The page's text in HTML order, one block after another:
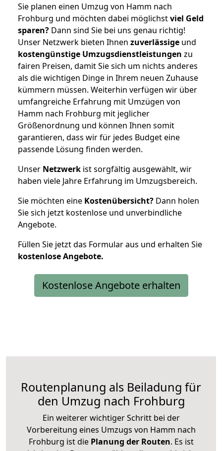
Sie planen einen Umzug von Hamm nach
Frohburg und möchten dabei möglichstviel Geld
sparen? Dann sind Sie bei uns genau richtig!
Unser Netzwerk bieten Ihnen zuverlässige und
kostengünstige Umzugsdienstleistungen zu
fairen Preisen, damit Sie sich um nichts anderes
als die wichtigen Dinge in Ihrem neuen Zuhause
kümmern müssen. Weiterhin verfügen wir über
umfangreiche Erfahrung mit Umzügen von
Hamm nach Frohburg mit jeglicher
Größenordnung und können Ihnen somit
garantieren, dass wir für jedes Budget eine
passende Lösung finden werden.
Unser Netzwerk ist sorgfältig ausgewählt, wir
haben viele Jahre Erfahrung im Umzugsbereich.
Sie möchten eine Kostenübersicht? Dann holen
Sie sich jetzt kostenlose und unverbindliche
Angebote.
Füllen Sie jetzt das Formular aus und erhalten Sie
kostenloseAngebote.
Kostenlose Angebote erhalten
Routenplanung als Beiladung für
den Umzug nach Frohburg
Ein weiterer wichtiger Schritt bei der
Vorbereitung eines Umzugs von Hamm nach
Frohburg ist diePlanung der Routen. Es ist